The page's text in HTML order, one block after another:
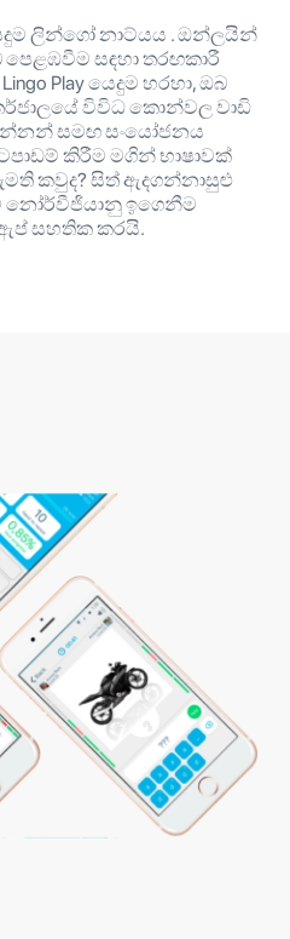
ලින්ගෝ නාට්යය . ඔන්ලයින්
සඳහා තරඟකාරී
Play යෙදුම හරහා, ඔබ
විවිධ කොන්වල වාඩි
සමඟ සංයෝජනය
කිරීම මගින් භාෂාවක්
කවුද? සිත් ඇදගන්නාසුළු
නෝර්වීජියානු ඉගෙනීම
සහතික කරයි.